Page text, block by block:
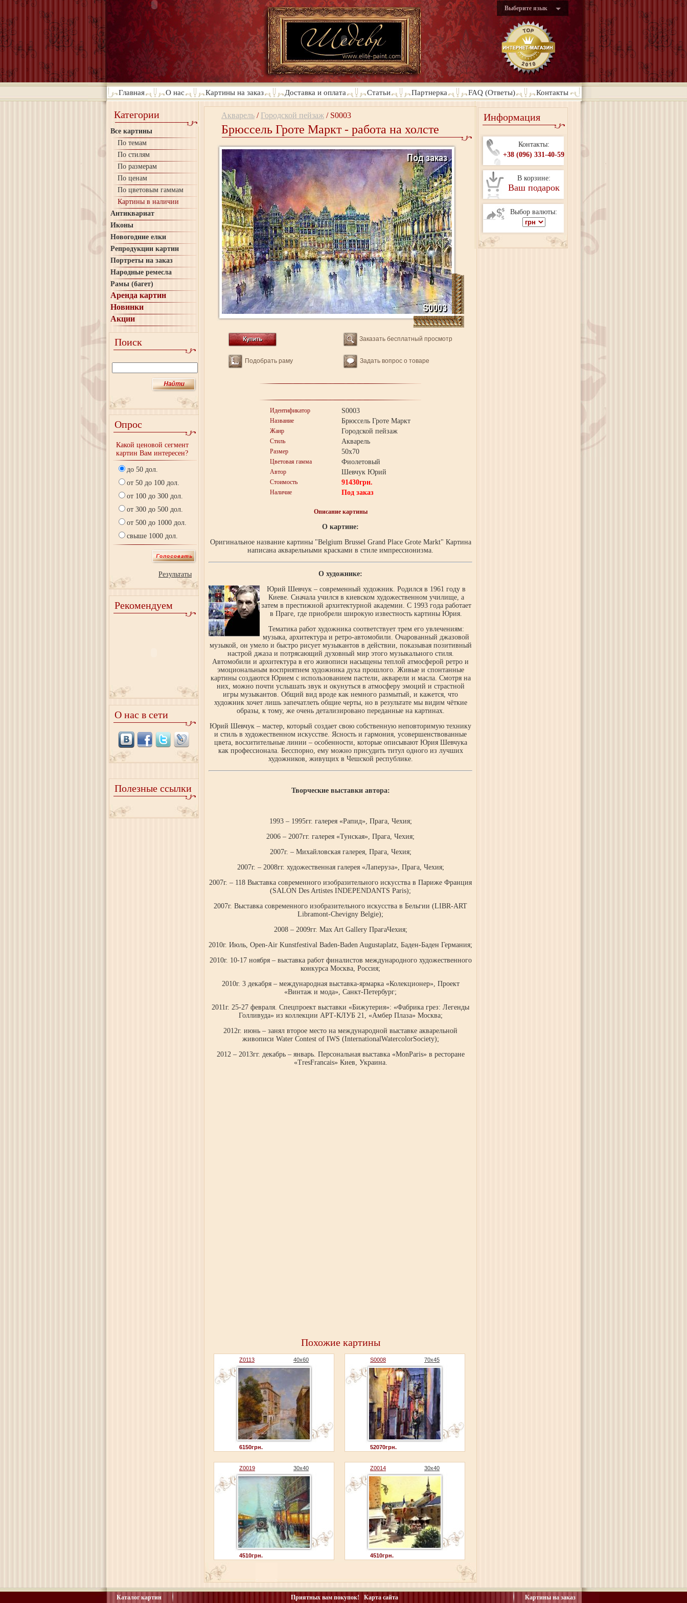
Выберите язык
Главная О нас Картины на заказ Доставка и оплата Статьи Партнерка FAQ (Ответы) Контакты
Категории
Все картины
По темам
По стилям
По размерам
По ценам
По цветовым гаммам
Картины в наличии
Антиквариат
Иконы
Новогодние елки
Репродукции картин
Портреты на заказ
Народные ремесла
Рамы (багет)
Аренда картин
Новинки
Акции
Поиск
Опрос
Какой ценовой сегмент
картин Вам интересен?
до 50 дол.
от 50 до 100 дол.
от 100 до 300 дол.
от 300 до 500 дол.
от 500 до 1000 дол.
свыше 1000 дол.
Результаты
Рекомендуем
О нас в сети
Полезные ссылки
Акварель / Городской пейзаж / S0003
Брюссель Гроте Маркт - работа на холсте
Заказать бесплатный просмотр
Подобрать раму Задать вопрос о товаре
Идентификатор S0003
Название Брюссель Гроте Маркт
Жанр Городской пейзаж
Стиль Акварель
Размер 50x70
Цветовая гамма Фиолетовый
Автор Шевчук Юрий
Стоимость 91430грн.
Наличие Под заказ
Описание картины
О картине:
Оригинальное название картины "Belgium Brussel Grand Place Grote Markt" Картина
написана акварельными красками в стиле импрессионизма.
О художнике:
Юрий Шевчук – современный художник. Родился в 1961 году в
Киеве. Сначала учился в киевском художественном училище, а
затем в престижной архитектурной академии. С 1993 года работает
в Праге, где приобрели широкую известность картины Юрия.
Тематика работ художника соответствует трем его увлечениям:
музыка, архитектура и ретро-автомобили. Очарованный джазовой
музыкой, он умело и быстро рисует музыкантов в действии, показывая позитивный
настрой джаза и потрясающий духовный мир этого музыкального стиля.
Автомобили и архитектура в его живописи насыщены теплой атмосферой ретро и
эмоциональным восприятием художника духа прошлого. Живые и спонтанные
картины создаются Юрием с использованием пастели, акварели и масла. Смотря на
них, можно почти услышать звук и окунуться в атмосферу эмоций и страстной
игры музыкантов. Общий вид вроде как немного размытый, и кажется, что
художник хочет лишь запечатлеть общие черты, но в результате мы видим чёткие
образы, к тому, же очень детализировано переданные на картинах.
Юрий Шевчук – мастер, который создает свою собственную неповторимую технику
и стиль в художественном искусстве. Ясность и гармония, усовершенствованные
цвета, восхитительные линии – особенности, которые описывают Юрия Шевчука
как профессионала. Бесспорно, ему можно присудить титул одного из лучших
художников, живущих в Чешской республике.
Творческие выставки автора:
1993 – 1995гг. галерея «Рапид», Прага, Чехия;
2006 – 2007гг. галерея «Тунская», Прага, Чехия;
2007г. – Михайловская галерея, Прага, Чехия;
2007г. – 2008гг. художественная галерея «Лаперуза», Прага, Чехия;
2007г. – 118 Выставка современного изобразительного искусства в Париже Франция
(SALON Des Artistes INDEPENDANTS Paris);
2007г. Выставка современного изобразительного искусства в Бельгии (LIBR-ART
Libramont-Chevigny Belgie);
2008 – 2009гг. Max Art Gallery ПрагаЧехия;
2010г. Июль, Open-Air Kunstfestival Baden-Baden Augustaplatz, Баден-Баден Германия;
2010г. 10-17 ноября – выставка работ финалистов международного художественного
конкурса Москва, Россия;
2010г. 3 декабря – международная выставка-ярмарка «Колекционер», Проект
«Винтаж и мода», Санкт-Петербург;
2011г. 25-27 февраля. Спецпроект выставки «Бижутерия»: «Фабрика грез: Легенды
Голливуда» из коллекции АРТ-КЛУБ 21, «Амбер Плаза» Москва;
2012г. июнь – занял второе место на международной выставке акварельной
живописи Water Contest of IWS (InternationalWatercolorSociety);
2012 – 2013гг. декабрь – январь. Персональная выставка «MonParis» в ресторане
«TresFrancais» Киев, Украина.
Похожие картины
Z0113 40x60
6150грн.
S0008 70х45
52070грн.
Z0019 30x40
4510грн.
Z0014 30x40
4510грн.
Информация
Контакты:
+38 (096) 331-40-59
В корзине:
Ваш подарок
Выбор валюты:
Каталог картин Приятных вам покупок! Карта сайта Картины на заказ